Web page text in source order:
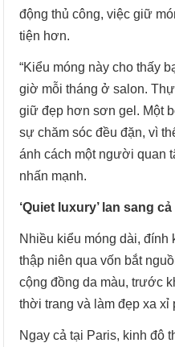
động thủ công, việc giữ
tiện hơn.
“Kiểu móng này cho thấy
giờ mỗi tháng ở salon.
giữ đẹp hơn sơn gel. Một
sự chăm sóc đều đặn, vì
ánh cách một người quan
nhấn mạnh.
‘Quiet luxury’ lan sang
Nhiều kiểu móng dài, đính
thập niên qua vốn bắt
cộng đồng da màu, trước
thời trang và làm đẹp xa xỉ
Ngay cả tại Paris, kinh đô